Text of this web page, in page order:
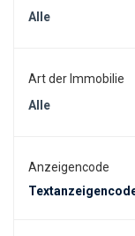
Alle
Art der Immobilie
Alle
Anzeigencode